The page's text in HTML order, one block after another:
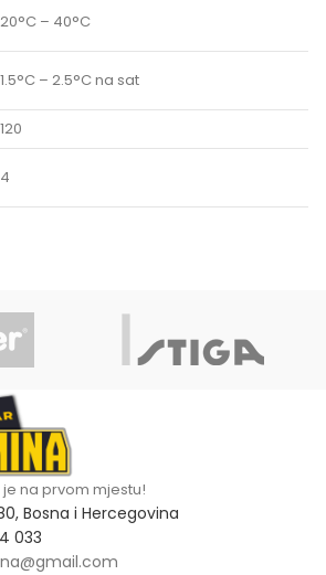
20°C – 40°C
1.5°C – 2.5°C na sat
120
4
na prvom mjestu!
Bosna i Hercegovina
033